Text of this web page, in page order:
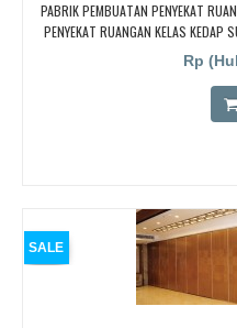
PABRIK PEMBUATAN PENYEKAT
PENYEKAT RUANGAN KELAS KEDAP
Rp
SALE